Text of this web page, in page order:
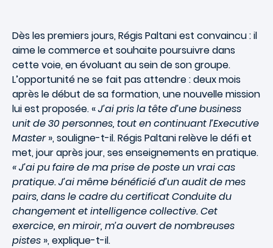
Dès les premiers jours, Régis Paltani est convaincu : il
aime le commerce et souhaite poursuivre dans
cette voie, en évoluant au sein de son groupe.
L’opportunité ne se fait pas attendre : deux mois
après le début de sa formation, une nouvelle mission
lui est proposée. «J’ai pris la tête d’une business
unit de 30 personnes, tout en continuant l’Executive
Master», souligne-t-il. Régis Paltani relève le défi et
met, jour après jour, ses enseignements en pratique.
« J’ai pu faire de ma prise de poste un vrai cas
pratique. J’ai même bénéficié d’un audit de mes
pairs, dans le cadre du certificat Conduite du
changement et intelligence collective. Cet
exercice, en miroir, m’a ouvert de nombreuses
pistes », explique-t-il.